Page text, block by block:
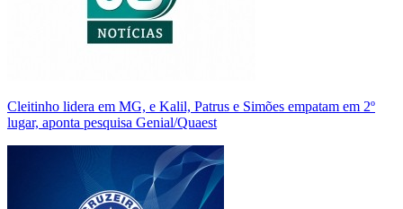
Cleitinho lidera em MG, e Kalil, Patrus e Simões empatam em 2º
lugar, aponta pesquisa Genial/Quaest